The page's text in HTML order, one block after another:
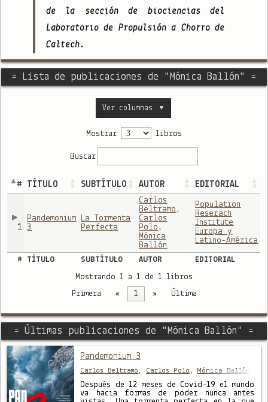
de la sección de biociencias del
Laboratorio de Propulsión a Chorro de
Caltech.
= Lista de publicaciones de "Mónica Ballón" =
Ver columnas ▼
Mostrar libros
Buscar
# TÍTULO SUBTÍTULO AUTOR EDITORIAL
1
Pandemonium
3
La Tormenta
Perfecta
Carlos
Beltramo ,
Carlos
Polo ,
Mónica
Ballón
Population
Reserach
Institute
Europa y
Latino-América
# TÍTULO SUBTÍTULO AUTOR
EDITORIAL
Mostrando 1 a 1 de 1 libros
Primera « 1 » Última
= Últimas publicaciones de "Mónica Ballón" =
Pandemonium 3
Carlos Beltramo , Carlos Polo , Mónica Ballón
Después de 12 meses de Covid-19 el mundo
va hacia formas de poder nunca antes